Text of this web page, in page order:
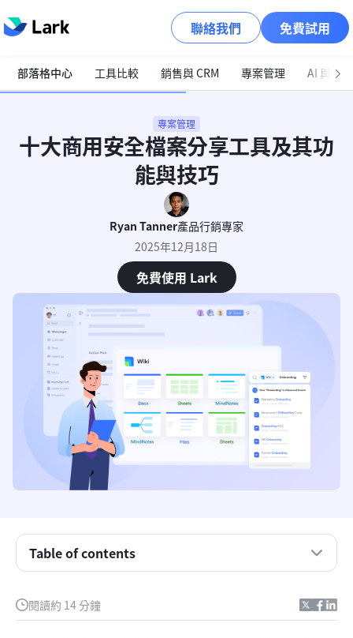
聯絡我們 免費試用
部落格中心 工具比較 銷售與 CRM 專案管理 AI 與自
專案管理
十大商用安全檔案分享工具及其功
能與技巧
Ryan Tanner產品行銷專家
2025年12月18日
免費使用 Lark
閱讀約 14 分鐘
Table of contents
重點摘要：最適合商業的安全檔案共享
快速概覽快照：最佳商用安全檔案分享
什麼是安全檔案共享，為什麼它很重要？
在商業用的安全檔案共享服務中應注意的主要功能